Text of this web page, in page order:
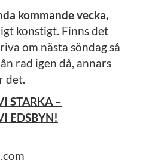
kommande vecka,
konstigt. Finns det
om nästa söndag så
rad igen då, annars
det.
STARKA –
EDSBYN!